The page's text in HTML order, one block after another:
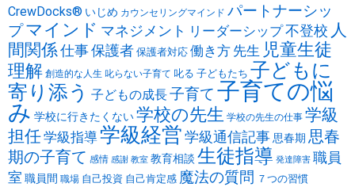
CrewDocks®︎ いじめ カウンセリングマインド パートナーシッ
プマインド マネジメント リーダーシップ不登校 人
間関係 仕事保護者 保護者対応 働き方 先生 児童生徒
理解 創造的な人生 叱らない子育て 叱る 子どもたち 子どもに
寄り添う 子どもの成長子育て 子育ての悩
み 学校に行きたくない学校の先生 学校の先生の仕事 学級
担任学級指導学級経営学級通信記事思春期 思春
期の子育て 感情 感謝 教室 教育相談 生徒指導 発達障害 職員
室 職員間 職場 自己投資 自己肯定感 魔法の質問 ７つの習慣